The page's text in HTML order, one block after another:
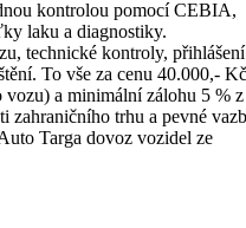
kontrolou pomocí CEBIA,
laku a diagnostiky.
technické kontroly, přihlášení
To vše za cenu 40.000,-
vozu) a minimální zálohu 5 % z
zahraničního trhu a pevné
Targa dovoz vozidel ze